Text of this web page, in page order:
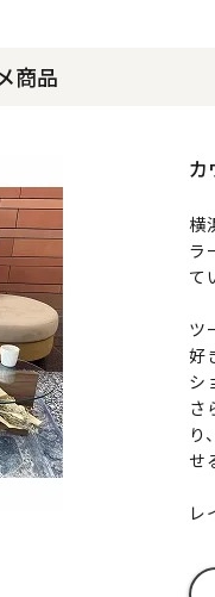
商品
カ
横
ラ
て
ツ
好
シ
さ
り
せ
レ